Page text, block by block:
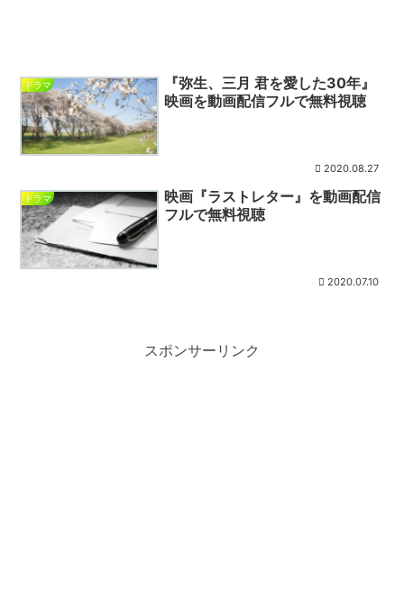
ドラマ
『弥生、三月 君を愛した30年』
映画を動画配信フルで無料視聴
2020.08.27
ドラマ
映画『ラストレター』を動画配信
フルで無料視聴
2020.07.10
スポンサーリンク